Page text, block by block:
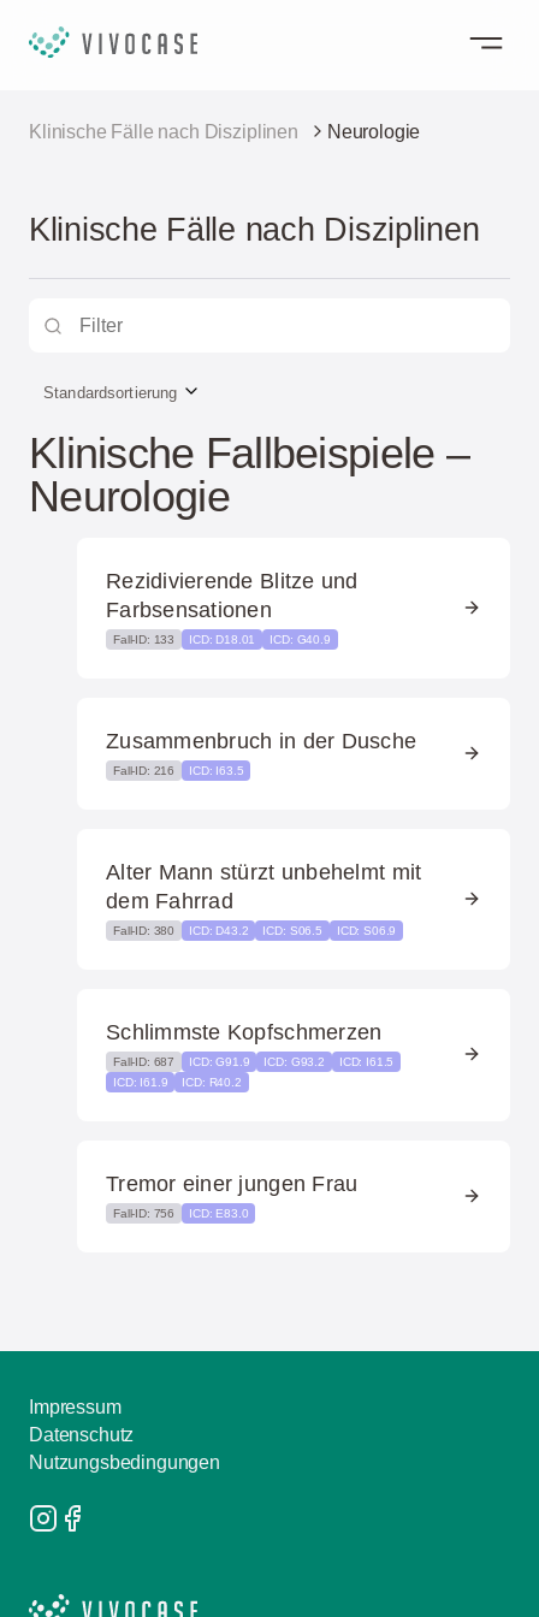
Klinische Fälle nach Disziplinen Neurologie
Klinische Fälle nach Disziplinen
Standardsortierung
Klinische Fallbeispiele –
Neurologie
Rezidivierende Blitze und
Farbsensationen
Fall-ID: 133 ICD: D18.01 ICD: G40.9
Zusammenbruch in der Dusche
Fall-ID: 216 ICD: I63.5
Alter Mann stürzt unbehelmt mit
dem Fahrrad
Fall-ID: 380 ICD: D43.2 ICD: S06.5 ICD: S06.9
Schlimmste Kopfschmerzen
Fall-ID: 687 ICD: G91.9 ICD: G93.2
ICD: I61.5
ICD: I61.9
ICD: R40.2
Tremor einer jungen Frau
Fall-ID: 756 ICD: E83.0
Impressum
Datenschutz
Nutzungsbedingungen